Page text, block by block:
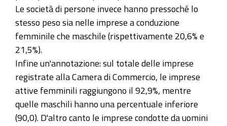
Le società di persone invece hanno pressoché lo
stesso peso sia nelle imprese a conduzione
femminile che maschile (rispettivamente 20,6% e
21,5%).
Infine un'annotazione: sul totale delle imprese
registrate alla Camera di Commercio, le imprese
attive femminili raggiungono il 92,9%, mentre
quelle maschili hanno una percentuale inferiore
(90,0). D'altro canto le imprese condotte da uomini